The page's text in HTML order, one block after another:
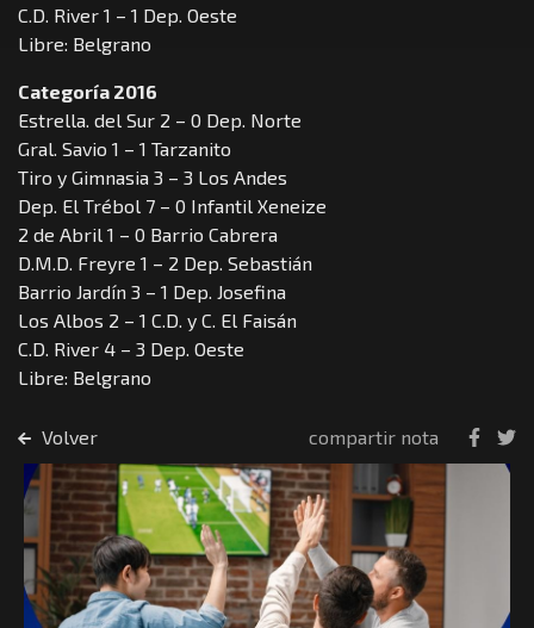
C.D. River 1 – 1 Dep. Oeste
Libre: Belgrano
Categoría 2016
Estrella. del Sur 2 – 0 Dep. Norte
Gral. Savio 1 – 1 Tarzanito
Tiro y Gimnasia 3 – 3 Los Andes
Dep. El Trébol 7 – 0 Infantil Xeneize
2 de Abril 1 – 0 Barrio Cabrera
D.M.D. Freyre 1 – 2 Dep. Sebastián
Barrio Jardín 3 – 1 Dep. Josefina
Los Albos 2 – 1 C.D. y C. El Faisán
C.D. River 4 – 3 Dep. Oeste
Libre: Belgrano
Volver compartir nota